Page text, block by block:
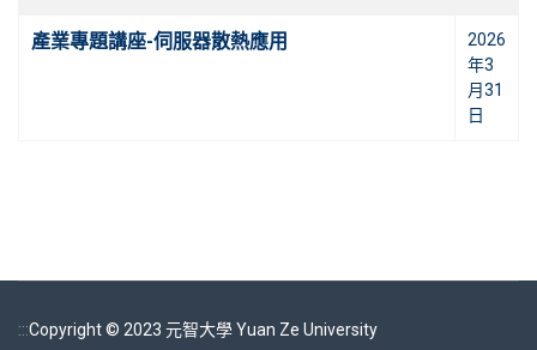
產業專題講座-伺服器散熱應用
2026
年3
月31
日
:::Copyright © 2023 元智大學 Yuan Ze University